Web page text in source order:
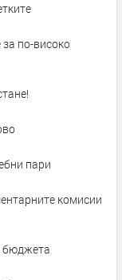
по-високо
пари
комисии
бюджета